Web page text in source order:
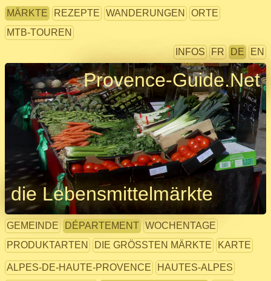
MÄRKTE REZEPTE WANDERUNGEN
ORTE
MTB-TOUREN
INFOS
FR DE EN
Provence-Guide.Net
die Lebensmittelmärkte
GEMEINDE DÉPARTEMENT WOCHENTAGE
PRODUKTARTEN
DIE GRÖSSTEN MÄRKTE KARTE
ALPES-DE-HAUTE-PROVENCE
HAUTES-ALPES